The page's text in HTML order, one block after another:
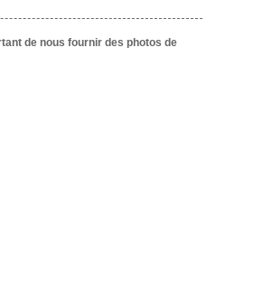
de nous fournir des photos de